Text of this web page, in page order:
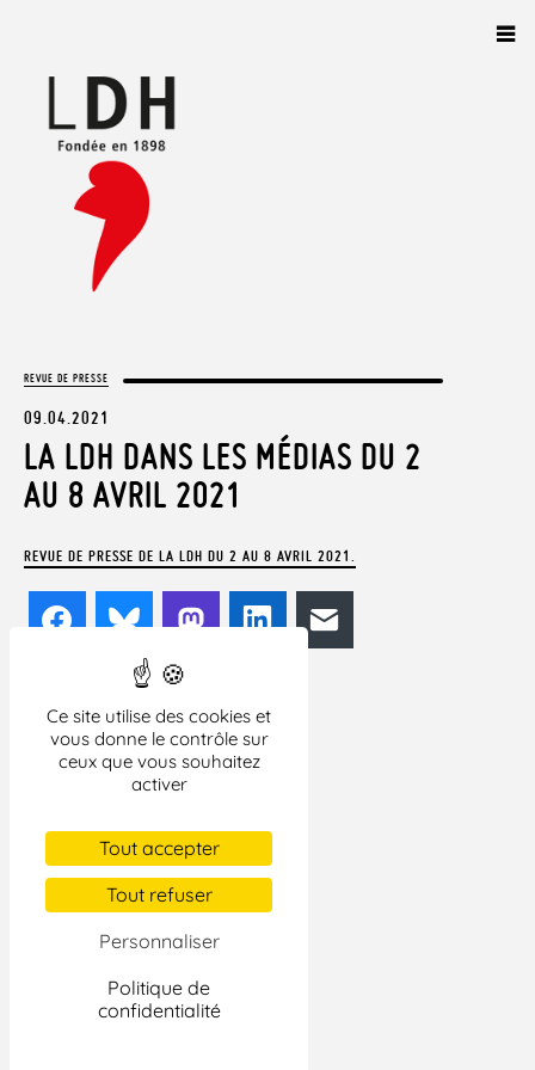
Ce site utilise des cookies et
vous donne le contrôle sur
ceux que vous souhaitez
activer
Tout accepter
Tout refuser
Personnaliser
Politique de
confidentialité
REVUE DE PRESSE
09.04.2021
LA LDH DANS LES MÉDIAS DU 2
AU 8 AVRIL 2021
REVUE DE PRESSE DE LA LDH DU 2 AU 8 AVRIL 2021.
FacebookBlueskyMastodon
LinkedIn